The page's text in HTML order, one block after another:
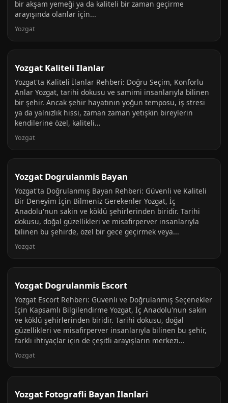
bir akşam yemeği ya da kaliteli bir zaman geçirme
arayışında olanlar için...
Yozgat
Yozgat Kaliteli Ilanlar
Yozgat'ta Kaliteli İlanlar Rehberi: Doğru Seçim, Konforlu
Anlar Yozgat, tarihi dokusu ve samimi insanlarıyla bilinen
bir şehir. Ancak şehir hayatının yoğun temposu, iş stresi
ya da yalnızlık hissi, zaman zaman yetişkin bireylerin
kendilerine özel, kaliteli...
Yozgat
Yozgat Dogrulanmis Bayan
Yozgat'ta Doğrulanmış Bayan Rehberi: Güvenli ve Kaliteli
Bir Deneyim İçin Bilmeniz Gerekenler Yozgat, İç
Anadolu'nun sakin ve köklü şehirlerinden biridir. Tarihi
dokusu, doğal güzellikleri ve misafirperver insanlarıyla
bilinen bu şehirde, özel bir gece geçirmek veya...
Yozgat
Yozgat Dogrulanmis Escort
Yozgat Escort Rehberi: Güvenli ve Doğrulanmış Seçenekler
İçin Kapsamlı Bilgilendirme Yozgat, İç Anadolu'nun sakin
ve köklü şehirlerinden biridir. Tarihi dokusu, doğal
güzellikleri ve misafirperver insanlarıyla bilinen bu şehir,
farklı ihtiyaçlar için de çeşitli arayışların merkezi...
Yozgat
Yozgat Fotografli Bayan Ilanlari